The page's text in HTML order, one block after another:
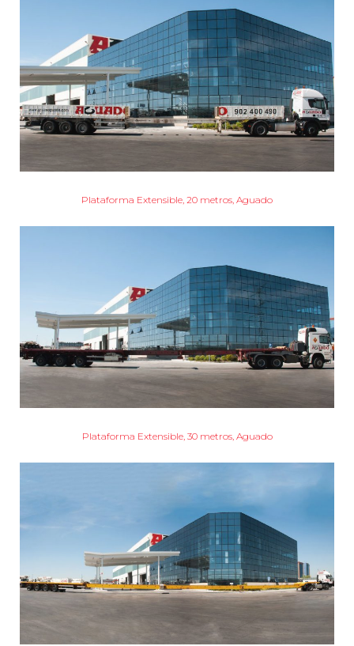
Plataforma Extensible, 30 metros, Aguado
Plataforma Extensible, 20 metros, Aguado